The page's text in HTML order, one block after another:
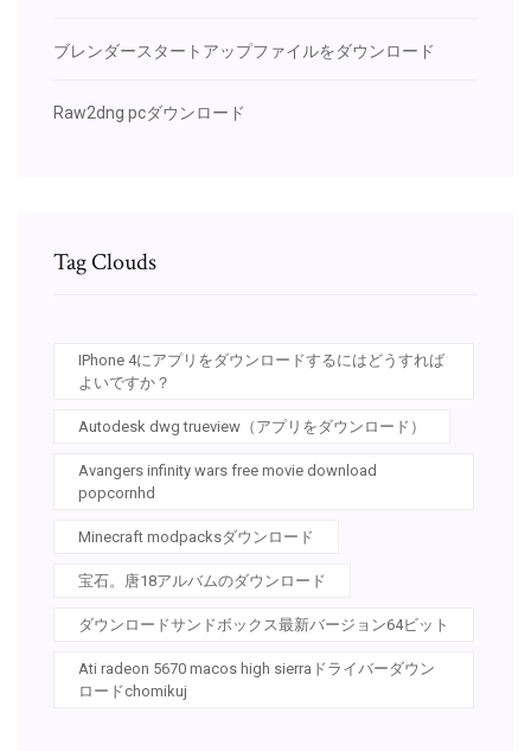
ブレンダースタートアップファイルをダウンロード
Raw2dng pcダウンロード
Tag Clouds
IPhone 4にアプリをダウンロードするにはどうすれば
よいですか？
Autodesk dwg trueview（アプリをダウンロード）
Avangers infinity wars free movie download
popcornhd
Minecraft modpacksダウンロード
宝石。唐18アルバムのダウンロード
ダウンロードサンドボックス最新バージョン64ビット
Ati radeon 5670 macos high sierraドライバーダウン
ロードchomikuj